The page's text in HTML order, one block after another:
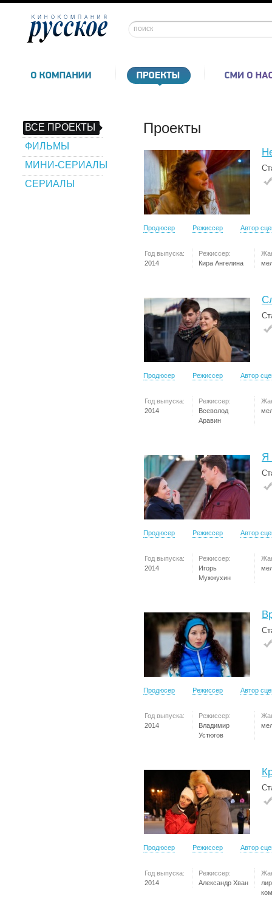
ВСЕ ПРОЕКТЫ
ФИЛЬМЫ
МИНИ-СЕРИАЛЫ
СЕРИАЛЫ
Проекты
Продюсер Режиссер Автор
Год выпуска:
2014
Режиссер:
Кира Ангелина
Продюсер Режиссер Автор
Год выпуска:
2014
Режиссер:
Всеволод
Аравин
Я
Продюсер Режиссер Автор
Год выпуска:
2014
Режиссер:
Игорь
Мужжухин
Продюсер Режиссер Автор
Год выпуска:
2014
Режиссер:
Владимир
Устюгов
Продюсер Режиссер Автор
Год выпуска:
2014
Режиссер:
Александр Хван